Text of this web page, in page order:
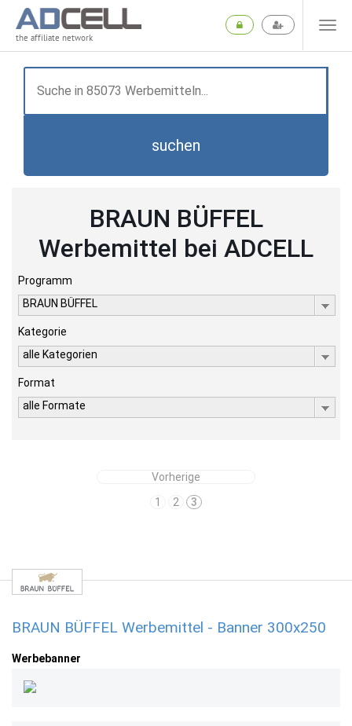
the affiliate network
suchen
BRAUN BÜFFEL
Werbemittel bei ADCELL
Programm
BRAUN BÜFFEL
Kategorie
alle Kategorien
Format
alle Formate
Vorherige
1
2 3
BRAUN BÜFFEL Werbemittel - Banner 300x250
Werbebanner